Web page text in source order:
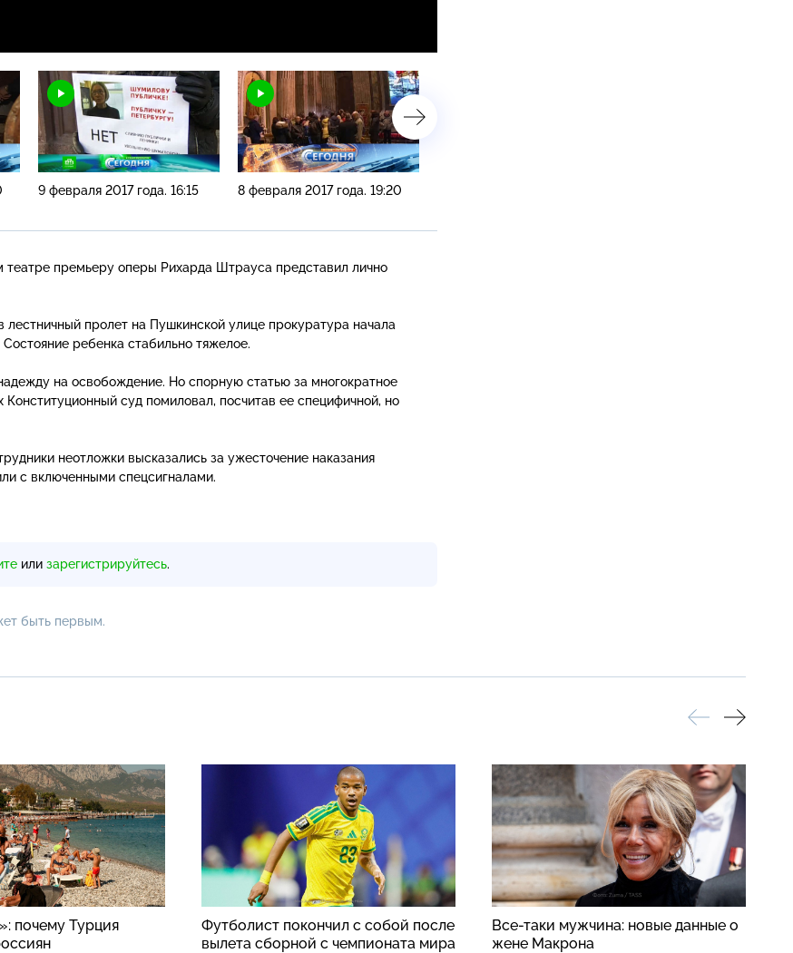
9 февраля 2017 года. 16:15 8 февраля 2017 года. 19:20
премьеру оперы Рихарда Штрауса представил лично
лестничный пролет на Пушкинской улице прокуратура начала
ребенка стабильно тяжелое.
на освобождение. Но спорную статью за многократное
Конституционный суд помиловал, посчитав ее специфичной, но
неотложки высказались за ужесточение наказания
с включенными спецсигналами.
или зарегистрируйтесь.
быть первым.
почему Турция
Футболист покончил с собой после
вылета сборной с чемпионата мира
Все-таки мужчина: новые данные о
жене Макрона